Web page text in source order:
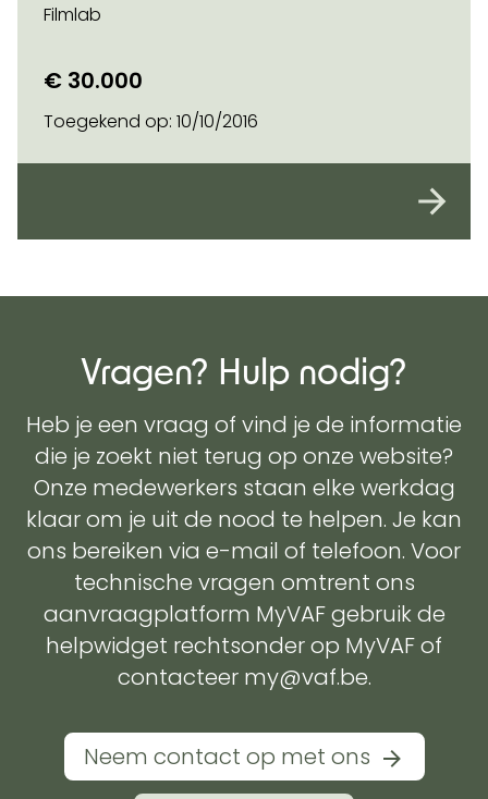
Filmlab
€ 30.000
Toegekend op: 10/10/2016
Vragen? Hulp nodig?
Heb je een vraag of vind je de informatie
die je zoekt niet terug op onze website?
Onze medewerkers staan elke werkdag
klaar om je uit de nood te helpen. Je kan
ons bereiken via e-mail of telefoon. Voor
technische vragen omtrent ons
aanvraagplatform MyVAF gebruik de
helpwidget rechtsonder op MyVAF of
contacteer my@vaf.be.
Neem contact op met ons